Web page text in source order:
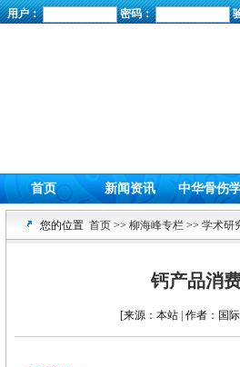
用户： 密码：
首页 新闻资讯 中华骨伤
您的位置 首页 >> 柳海峰专栏 >> 学术研
钙产品消
[来源：本站 | 作者：国